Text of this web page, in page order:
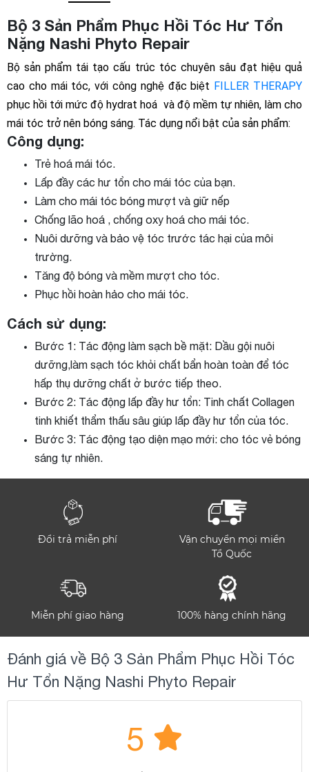
Bộ 3 Sản Phẩm Phục Hồi Tóc Hư Tổn
Nặng Nashi Phyto Repair
Bộ sản phẩm tái tạo cấu trúc tóc chuyên sâu đạt hiệu quả
cao cho mái tóc, với công nghệ đặc biệt FILLER THERAPY
phục hồi tới mức độ hydrat hoá và độ mềm tự nhiên, làm cho
mái tóc trở nên bóng sáng. Tác dụng nổi bật của sản phẩm:
Công dụng:
Trẻ hoá mái tóc.
Lấp đầy các hư tổn cho mái tóc của bạn.
Làm cho mái tóc bóng mượt và giữ nếp
Chống lão hoá , chống oxy hoá cho mái tóc.
Nuôi dưỡng và bảo vệ tóc trước tác hại của môi
trường.
Tăng độ bóng và mềm mượt cho tóc.
Phục hồi hoàn hảo cho mái tóc.
Cách sử dụng:
Bước 1: Tác động làm sạch bề mặt: Dầu gội nuôi
dưỡng,làm sạch tóc khỏi chất bẩn hoàn toàn để tóc
hấp thụ dưỡng chất ở bước tiếp theo.
Bước 2: Tác động lấp đầy hư tổn: Tinh chất Collagen
tinh khiết thẩm thấu sâu giúp lấp đầy hư tổn của tóc.
Bước 3: Tác động tạo diện mạo mới: cho tóc vẻ bóng
sáng tự nhiên.
Đổi trả miễn phí
Vận chuyển mọi miền
Tổ Quốc
Miễn phí giao hàng 100% hàng chính hãng
Đánh giá về Bộ 3 Sản Phẩm Phục Hồi Tóc
Hư Tổn Nặng Nashi Phyto Repair
5